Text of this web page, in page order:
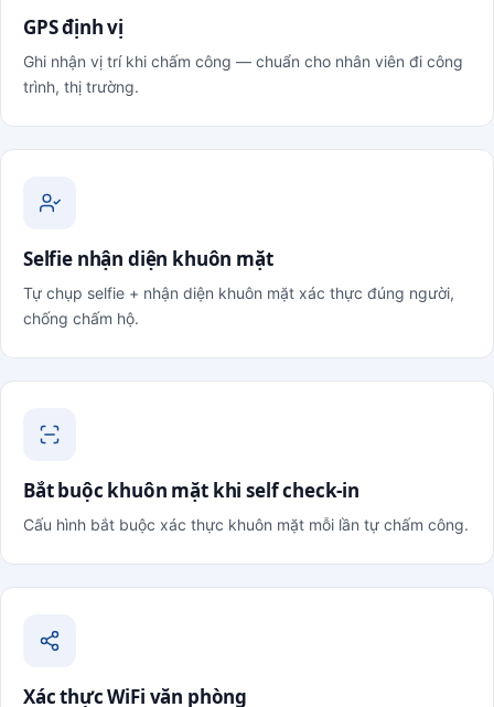
GPS định vị
Ghi nhận vị trí khi chấm công — chuẩn cho nhân viên đi công
trình, thị trường.
Selfie nhận diện khuôn mặt
Tự chụp selfie + nhận diện khuôn mặt xác thực đúng người,
chống chấm hộ.
Bắt buộc khuôn mặt khi self check-in
Cấu hình bắt buộc xác thực khuôn mặt mỗi lần tự chấm công.
Xác thực WiFi văn phòng